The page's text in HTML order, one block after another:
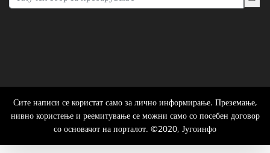
Сите написи се користат само за лично информирање. Преземање,
нивно користење и реемитување се можни само со посебен договор
со основачот на порталот. ©2020, Југоинфо